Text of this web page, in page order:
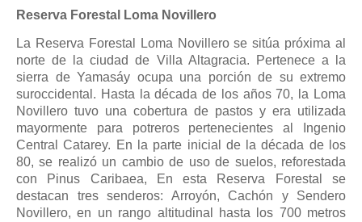
Reserva Forestal Loma Novillero
La Reserva Forestal Loma Novillero se sitúa próxima al
norte de la ciudad de Villa Altagracia. Pertenece a la
sierra de Yamasáy ocupa una porción de su extremo
suroccidental. Hasta la década de los años 70, la Loma
Novillero tuvo una cobertura de pastos y era utilizada
mayormente para potreros pertenecientes al Ingenio
Central Catarey. En la parte inicial de la década de los
80, se realizó un cambio de uso de suelos, reforestada
con Pinus Caribaea, En esta Reserva Forestal se
destacan tres senderos: Arroyón, Cachón y Sendero
Novillero, en un rango altitudinal hasta los 700 metros